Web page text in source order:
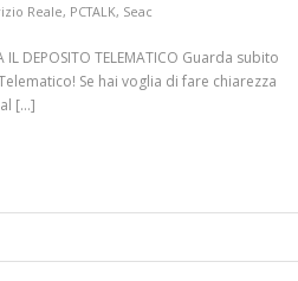
Reale, PCTALK, Seac
IL DEPOSITO TELEMATICO Guarda subito
Se hai voglia di fare chiarezza
[…]